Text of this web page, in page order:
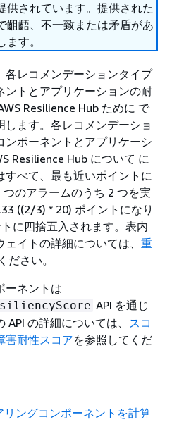
供されています。提供された
齟齬、不一致または矛盾があ
す。
各レコメンデーションタイプ
ントとアプリケーションの耐
Resilience Hub ために で
ます。各レコメンデーショ
ンポーネントとアプリケーシ
Resilience Hub について に
すべて、最も近いポイントに
のアラームのうち 2 つを実
((2/3) * 20) ポイントになり
に四捨五入されます。表内
イトの詳細については、 重
ださい。
ーネントは
API を通じ
の詳細については、 スコ
害耐性スコアを参照してくだ
ングコンポーネントを計算